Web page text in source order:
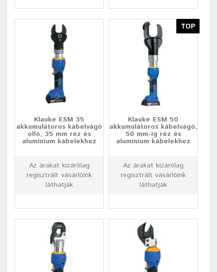
Klauke ESM 35
akkumulátoros kábelvágó
olló, 35 mm réz és
alumínium kábelekhez
Az árakat kizárólag
regisztrált vásárlóink
láthatják
TOP
Klauke ESM 50
akkumulátoros kábelvágó,
50 mm-ig réz és
alumínium kábelekhez
Az árakat kizárólag
regisztrált vásárlóink
láthatják